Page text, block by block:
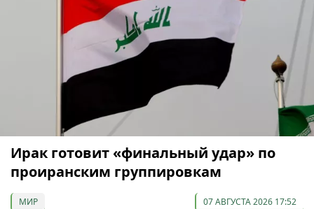
Ирак готовит «финальный удар» по
проиранским группировкам
МИР 07 АВГУСТА 2026 17:52